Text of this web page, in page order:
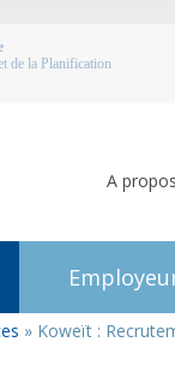
de la Planification
A
» Koweït :